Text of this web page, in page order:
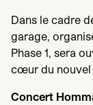
Dans le cadre
garage,
Phase 1 , sera
cœur du nouvel
Concert